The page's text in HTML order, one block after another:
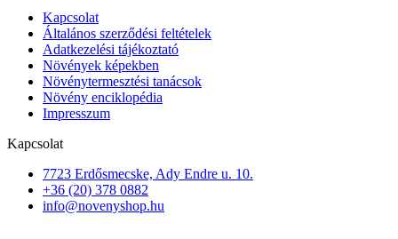
Kapcsolat
Általános szerződési feltételek
Adatkezelési tájékoztató
Növények képekben
Növénytermesztési tanácsok
Növény enciklopédia
Impresszum
Kapcsolat
7723 Erdősmecske, Ady Endre u. 10.
+36 (20) 378 0882
info@novenyshop.hu